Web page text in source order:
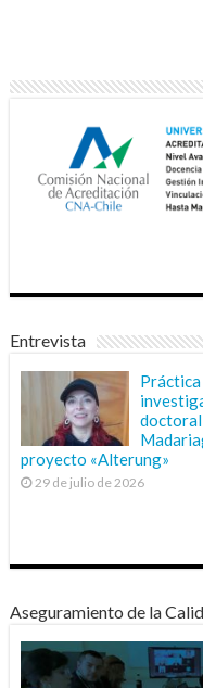
Entrevista
doctoral
proyecto «Alterung»
29 de julio de 2026
Aseguramiento de la